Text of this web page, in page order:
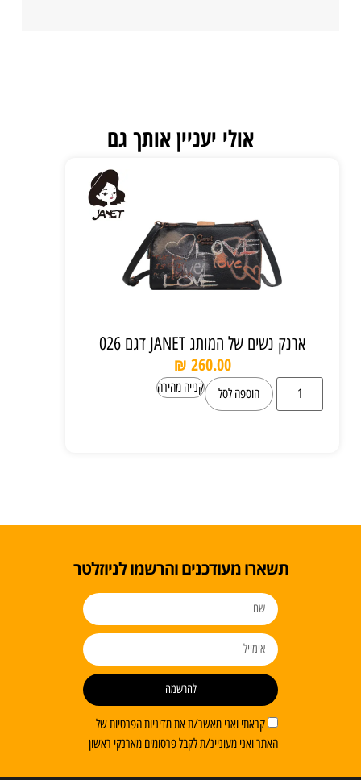
אולי יעניין אותך גם
ארנק נשים של המותג JANET דגם 026
₪ 260.00
הוספה לסל קנייה מהירה
תשארו מעודכנים והרשמו לניוזלטר
קראתי ואני מאשר/ת את מדיניות הפרטיות של
האתר ואני מעוניינ/ת לקבל פרסומים מארנקי ראשון
להרשמה